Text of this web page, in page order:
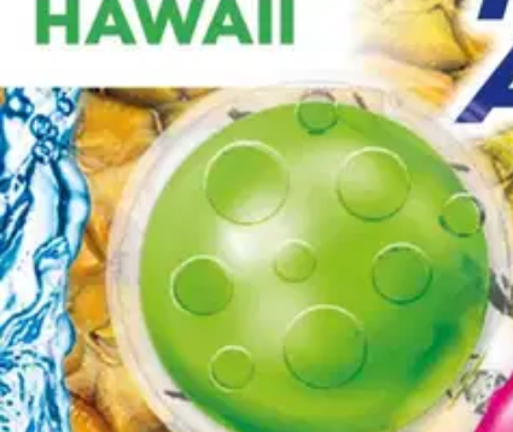
Tuotekuvaus
Bref Power Active WC-raikastin patentoidulla monikäyttöisellä
Ominaisuudet